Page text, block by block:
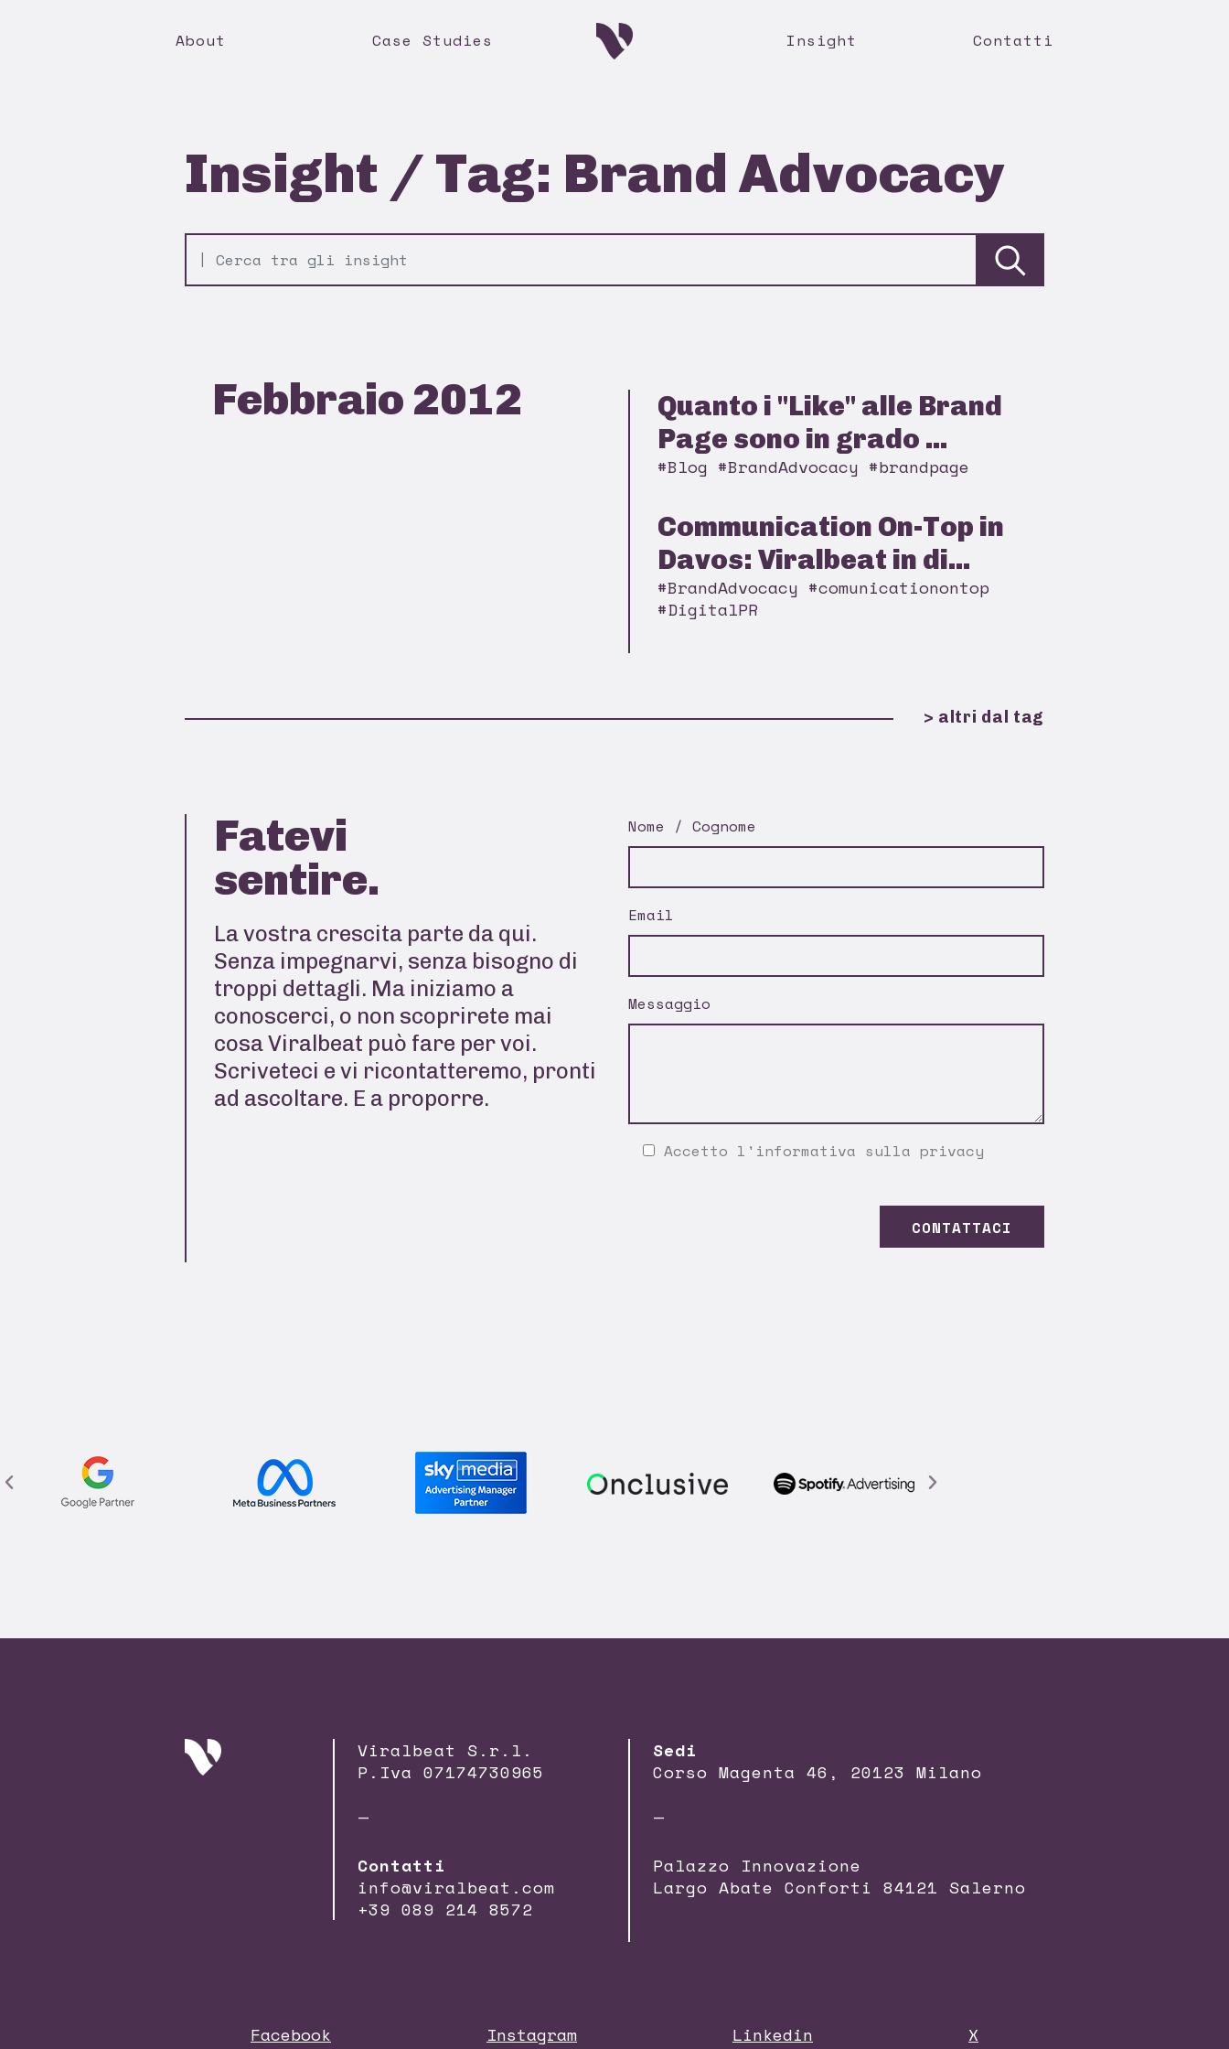
About Case Studies Insight Contatti
Insight / Tag: Brand Advocacy
Febbraio 2012
Quanto i "Like" alle Brand
Page sono in grado ...
#Blog #BrandAdvocacy #brandpage
Communication On-Top in
Davos: Viralbeat in di...
#BrandAdvocacy #comunicationontop
#DigitalPR
> altri dal tag
Fatevi
sentire.
La vostra crescita parte da qui.
Senza impegnarvi, senza bisogno di
troppi dettagli. Ma iniziamo a
conoscerci, o non scoprirete mai
cosa Viralbeat può fare per voi.
Scriveteci e vi ricontatteremo, pronti
ad ascoltare. E a proporre.
Nome / Cognome
Email
Messaggio
Accetto l' informativa sulla privacy
Viralbeat S.r.l.
P.Iva 07174730965
—
Contatti
info@viralbeat.com
+39 089 214 8572
Sedi
Corso Magenta 46, 20123 Milano
—
Palazzo Innovazione
Largo Abate Conforti 84121 Salerno
Facebook Instagram Linkedin X